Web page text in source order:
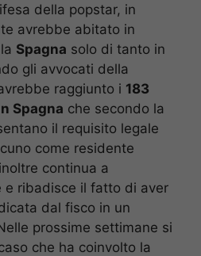
della popstar, in
avrebbe abitato in
Spagna solo di tanto in
gli avvocati della
raggiunto i 183
Spagna che secondo la
il requisito legale
come residente
continua a
e ribadisce il fatto di aver
dal fisco in un
prossime settimane si
che ha coinvolto la